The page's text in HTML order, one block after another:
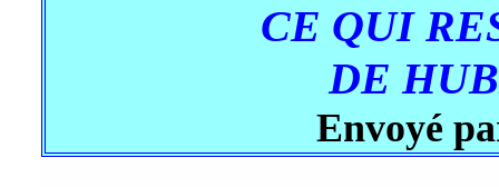
CE QUI
DE
Envoyé